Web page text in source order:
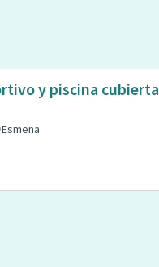
y piscina cubierta
Esmena